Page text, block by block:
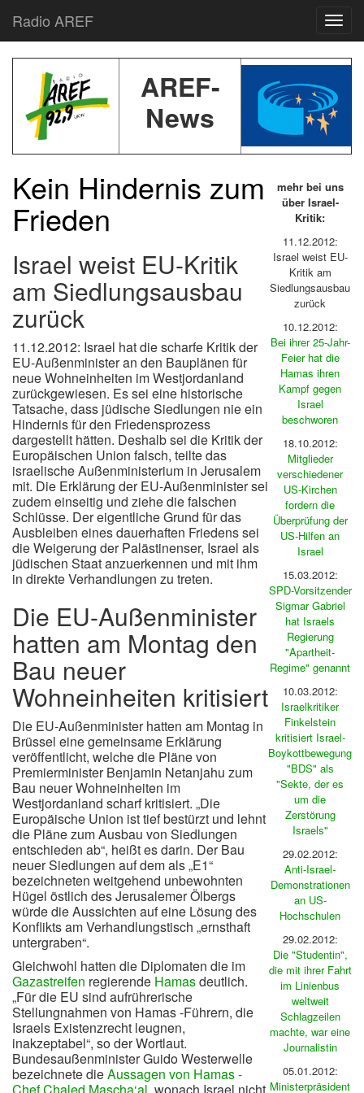
Radio AREF
AREF-
News
Kein Hindernis zum
Frieden
Israel weist EU-Kritik
am Siedlungsausbau
zurück
11.12.2012: Israel hat die scharfe Kritik der
EU-Außenminister an den Bauplänen für
neue Wohneinheiten im Westjordanland
zurückgewiesen. Es sei eine historische
Tatsache, dass jüdische Siedlungen nie ein
Hindernis für den Friedensprozess
dargestellt hätten. Deshalb sei die Kritik der
Europäischen Union falsch, teilte das
israelische Außenministerium in Jerusalem
mit. Die Erklärung der EU-Außenminister sei
zudem einseitig und ziehe die falschen
Schlüsse. Der eigentliche Grund für das
Ausbleiben eines dauerhaften Friedens sei
die Weigerung der Palästinenser, Israel als
jüdischen Staat anzuerkennen und mit ihm
in direkte Verhandlungen zu treten.
Die EU-Außenminister
hatten am Montag den
Bau neuer
Wohneinheiten kritisiert
Die EU-Außenminister hatten am Montag in
Brüssel eine gemeinsame Erklärung
veröffentlicht, welche die Pläne von
Premierminister Benjamin Netanjahu zum
Bau neuer Wohneinheiten im
Westjordanland scharf kritisiert. „Die
Europäische Union ist tief bestürzt und lehnt
die Pläne zum Ausbau von Siedlungen
entschieden ab“, heißt es darin. Der Bau
neuer Siedlungen auf dem als „E1“
bezeichneten weitgehend unbewohnten
Hügel östlich des Jerusalemer Ölbergs
würde die Aussichten auf eine Lösung des
Konflikts am Verhandlungstisch „ernsthaft
untergraben“.
Gleichwohl hatten die Diplomaten die im
Gazastreifen regierende Hamasdeutlich.
„Für die EU sind aufrührerische
Stellungnahmen von Hamas -Führern, die
Israels Existenzrecht leugnen,
inakzeptabel“, so der Wortlaut.
Bundesaußenminister Guido Westerwelle
bezeichnete dieAussagen von Hamas -
mehr bei uns
über Israel-
Kritik:
11.12.2012:
Israel weist EU-
Kritik am
Siedlungsausbau
zurück
10.12.2012:
Bei ihrer 25-Jahr-
Feier hat die
Hamas ihren
Kampf gegen
Israel
beschworen
18.10.2012:
Mitglieder
verschiedener
US-Kirchen
fordern die
Überprüfung der
US-Hilfen an
Israel
15.03.2012:
SPD-Vorsitzender
Sigmar Gabriel
hat Israels
Regierung
"Apartheit-
Regime" genannt
10.03.2012:
Israelkritiker
Finkelstein
kritisiert Israel-
Boykottbewegung
"BDS" als
"Sekte, der es
um die
Zerstörung
Israels"
29.02.2012:
Anti-Israel-
Demonstrationen
an US-
Hochschulen
29.02.2012:
Die "Studentin",
die mit ihrer Fahrt
im Linienbus
weltweit
Schlagzeilen
machte, war eine
Journalistin
05.01.2012:
Ministerpräsident